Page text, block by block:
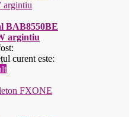
BAB8550BE
argintiu
curent este: